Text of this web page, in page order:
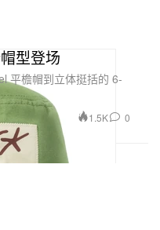
型登场
平檐帽到立体挺括的 6-
1.5K 0